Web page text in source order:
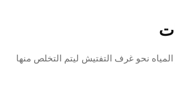
نحو غرف التفتيش ليتم التخلص منها